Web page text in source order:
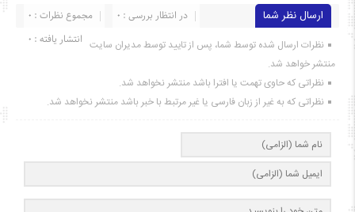
ارسال نظر شما مجموع نظرات : 0
در انتظار بررسی : 0
انتشار یافته : ۰ نظرات ارسال شده توسط شما، پس از تایید توسط مدیران سایت
منتشر خواهد شد.
نظراتی که حاوی تهمت یا افترا باشد منتشر نخواهد شد.
نظراتی که به غیر از زبان فارسی یا غیر مرتبط با خبر باشد منتشر نخواهد شد.